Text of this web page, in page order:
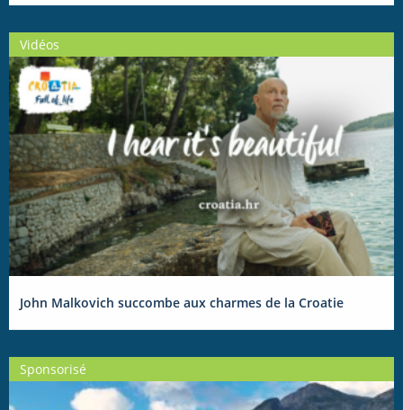
Vidéos
John Malkovich succombe aux charmes de la Croatie
Sponsorisé